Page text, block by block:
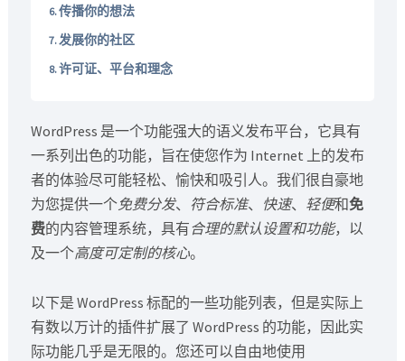
传播你的想法
发展你的社区
许可证、平台和理念
WordPress 是一个功能强大的语义发布平台，它具有
一系列出色的功能，旨在使您作为 Internet 上的发布
者的体验尽可能轻松、愉快和吸引人。我们很自豪地
为您提供一个免费分发、 符合标准、 快速、 轻便和免
费的内容管理系统，具有合理的默认设置和功能，以
及一个高度可定制的核心。
以下是 WordPress 标配的一些功能列表，但是实际上
有数以万计的插件扩展了 WordPress 的功能，因此实
际功能几乎是无限的。您还可以自由地使用